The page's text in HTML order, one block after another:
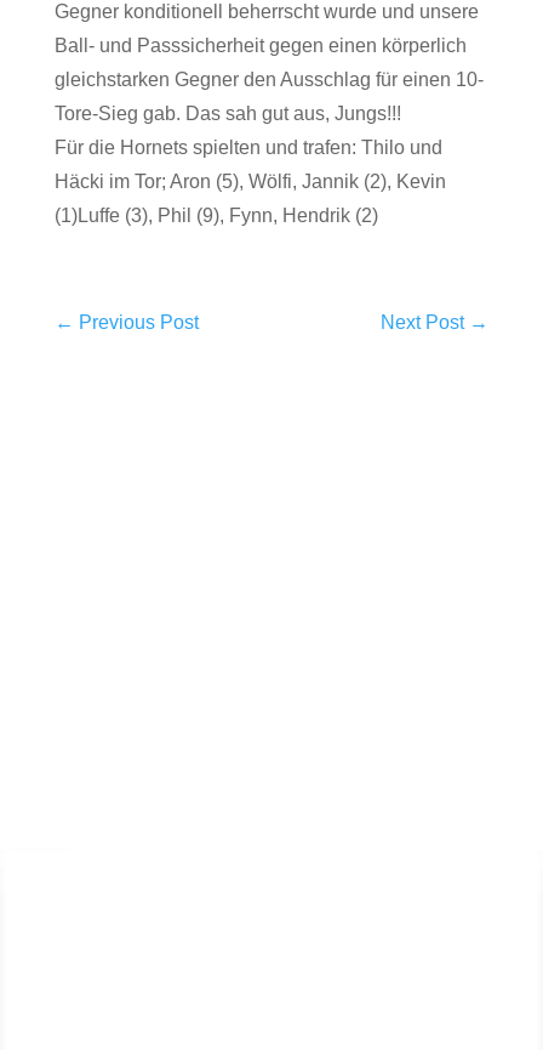
Gegner konditionell beherrscht wurde und unsere
Ball- und Passsicherheit gegen einen körperlich
gleichstarken Gegner den Ausschlag für einen 10-
Tore-Sieg gab. Das sah gut aus, Jungs!!!
Für die Hornets spielten und trafen: Thilo und
Häcki im Tor; Aron (5), Wölfi, Jannik (2), Kevin
(1)Luffe (3), Phil (9), Fynn, Hendrik (2)
← Previous Post Next Post→